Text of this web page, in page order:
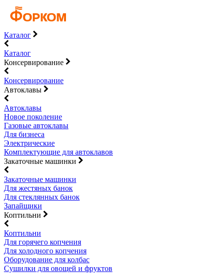
Каталог
Каталог
Консервирование
Консервирование
Автоклавы
Автоклавы
Новое поколение
Газовые автоклавы
Для бизнеса
Электрические
Комплектующие для автоклавов
Закаточные машинки
Закаточные машинки
Для жестяных банок
Для стеклянных банок
Запайщики
Коптильни
Коптильни
Для горячего копчения
Для холодного копчения
Оборудование для колбас
Сушилки для овощей и фруктов